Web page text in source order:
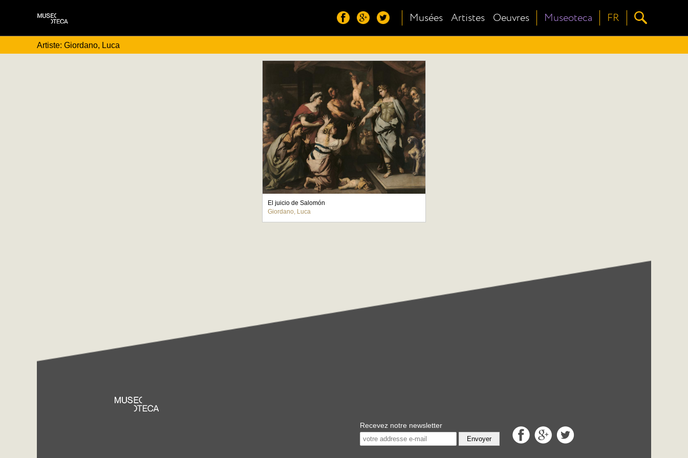
Musées Artistes Oeuvres Museoteca FR
Artiste: Giordano, Luca
El juicio de Salomón
Giordano, Luca
Recevez notre newsletter
Envoyer